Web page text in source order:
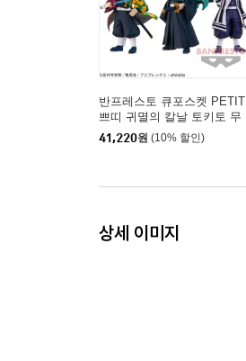
반프레스토 큐포스켓 PETIT
쁘띠 귀멸의 칼날 토키토 무
이치로 피규어
41,220원 (10% 할인)
상세 이미지